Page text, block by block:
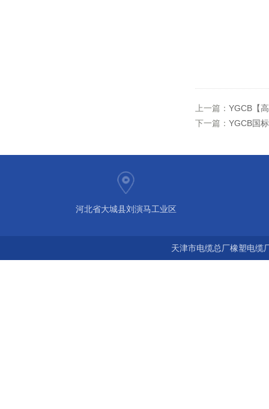
上一篇： YGCB【
下一篇： YGCB国
河北省大城县刘演马工业区
天津市电缆总厂橡塑电